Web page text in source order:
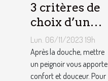
3 critères de
choix d’un
peignoir de
bain pour
homme ?
Lun. 06/11/2023 19h
Après la douche, mettre
un peignoir vous apporte
confort et douceur. Pour